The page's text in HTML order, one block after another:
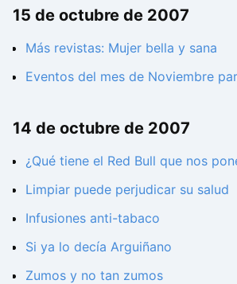
15 de octubre de 2007
Más revistas: Mujer bella y sana
Eventos del mes de Noviembre
14 de octubre de 2007
¿Qué tiene el Red Bull que nos
Limpiar puede perjudicar su salud
Infusiones anti-tabaco
Si ya lo decía Arguiñano
Zumos y no tan zumos